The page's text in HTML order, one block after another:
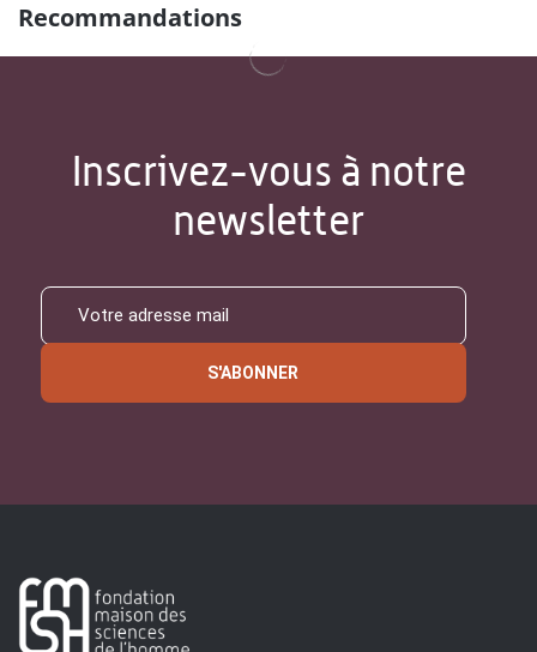
Recommandations
Inscrivez-vous à notre
newsletter
S'ABONNER